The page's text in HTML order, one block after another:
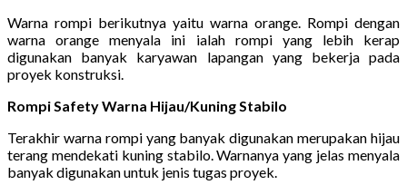
Warna rompi berikutnya yaitu warna orange. Rompi dengan
warna orange menyala ini ialah rompi yang lebih kerap
digunakan banyak karyawan lapangan yang bekerja pada
proyek konstruksi.
Rompi Safety Warna Hijau/Kuning Stabilo
Terakhir warna rompi yang banyak digunakan merupakan hijau
terang mendekati kuning stabilo. Warnanya yang jelas menyala
banyak digunakan untuk jenis tugas proyek.